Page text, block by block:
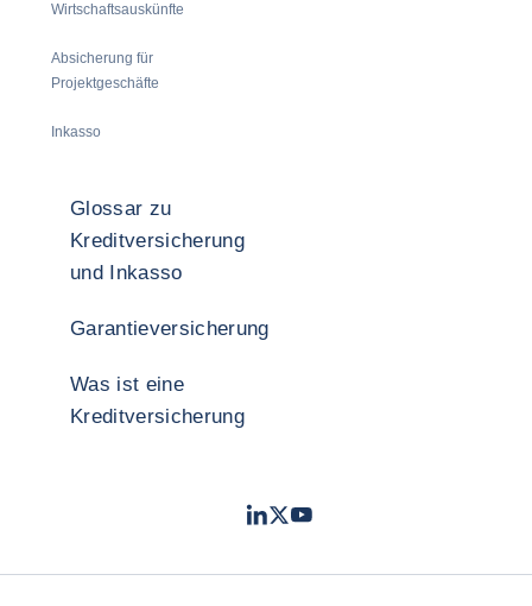
Wirtschaftsauskünfte
Absicherung für
Projektgeschäfte
Inkasso
Glossar zu
Kreditversicherung
und Inkasso
Garantieversicherung
Was ist eine
Kreditversicherung
LinkedIn
TwitterYouTube